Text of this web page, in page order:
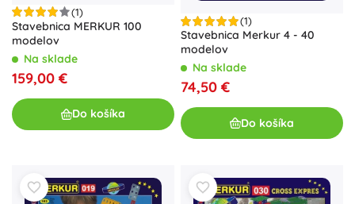
(1)
Stavebnica MERKUR 100
modelov
Na sklade
159,00 €
Do košíka
(1)
Stavebnica Merkur 4 - 40
modelov
Na sklade
74,50 €
Do košíka